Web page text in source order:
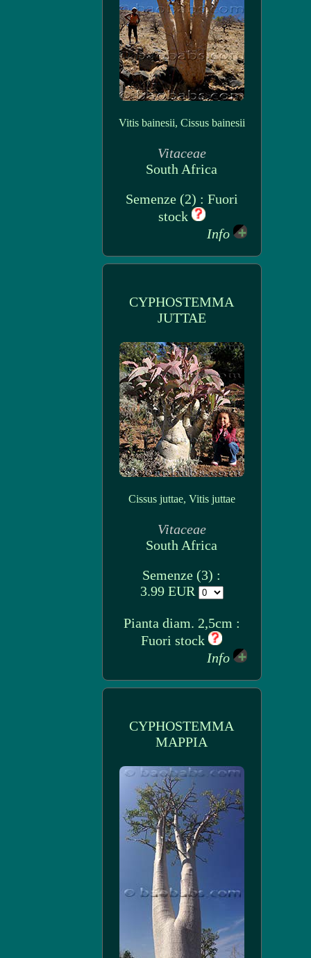
Vitis bainesii, Cissus bainesii
Vitaceae
South Africa
Semenze (2) : Fuori
stock
Info
CYPHOSTEMMA
JUTTAE
Cissus juttae, Vitis juttae
Vitaceae
South Africa
Semenze (3) :
3.99 EUR
Pianta diam. 2,5cm :
Fuori stock
Info
CYPHOSTEMMA
MAPPIA